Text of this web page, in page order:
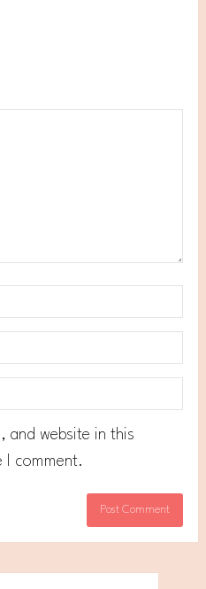
and website in this
I comment.